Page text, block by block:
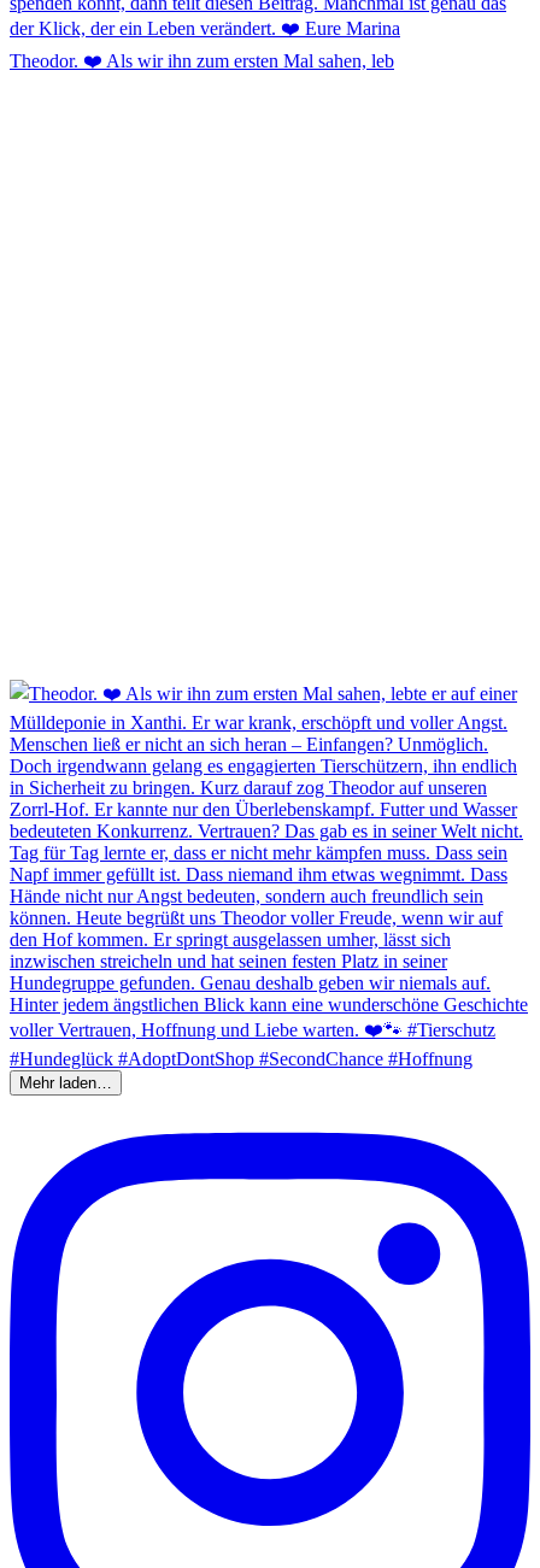
Theodor. ❤️ Als wir ihn zum ersten Mal sahen, leb
Mehr laden…